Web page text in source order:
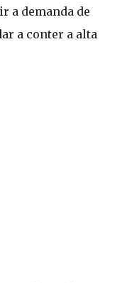
a demanda de
a conter a alta